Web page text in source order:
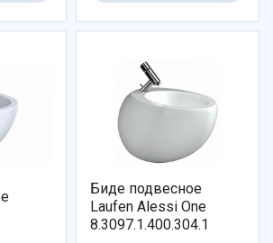
Биде подвесное
Laufen Alessi One
8.3097.1.400.304.1